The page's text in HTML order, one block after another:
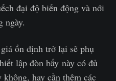
đại độ biến động và nới
ngày.
ổn định trở lại sẽ phụ
lập đòn bẩy này có đủ
hay cần thêm các